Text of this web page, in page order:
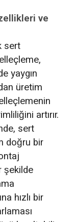
ve
sert
yaygın
üretim
artırır.
sert
doğru bir
şekilde
hızlı bir